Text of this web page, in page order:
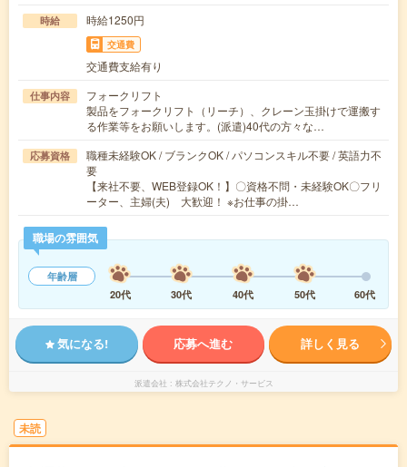
時給 時給1250円
交通費
交通費支給有り
仕事内容
フォークリフト
製品をフォークリフト（リーチ）、クレーン玉掛けで運搬す
る作業等をお願いします。(派遣)40代の方々な…
応募資格
職種未経験OK / ブランクOK / パソコンスキル不要 / 英語力不
要
【来社不要、WEB登録OK！】〇資格不問・未経験OK〇フリ
ーター、主婦(夫) 大歓迎！ ※お仕事の掛…
職場の雰囲気
年齢層
20代
30代 40代 50代 60代
気になる! 応募へ進む 詳しく見る
派遣会社 株式会社テクノ・サービス
未読